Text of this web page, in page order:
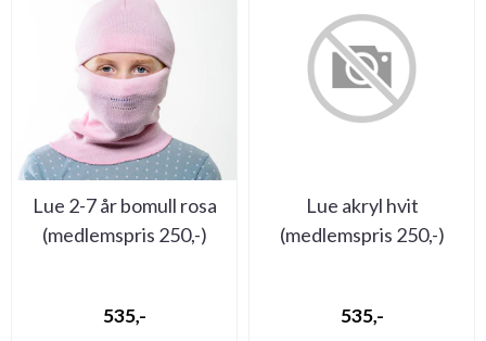
Lue 2-7 år bomull rosa
(medlemspris 250,-)
535,-
Lue akryl hvit
(medlemspris 250,-)
535,-